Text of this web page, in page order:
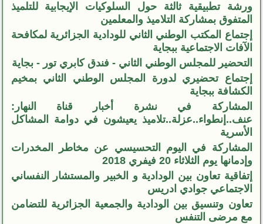
ورشة تطبيقية ثالثة حول السلوكيات الإيجابية للتلميذ
المتفوق بمشاركة التلاميذ والمعلمين
إجتماع المكتب الوطني الثاني للودادية الجزائرية لمكافحة
الآفات الاجتماعية ببجاية
التحضير للمجلس الوطني الثاني - فندق كابري تور - بجاية
إجتماع تحضيري لدورة المجلس الوطني الثاني بمخيم
الكشافة ببجاية
المشاركة في نشرة أخبار قناة النهار:
عنف..إنطواء..عزلة..تلاميذ يعيشون في دوامة المشاكل
الأسرية
المشاركة في اليوم التحسيسي عن مخاطر المخدرات
وإدمانها يوم الثلاثاء 20 فيفري 2018
إتفاقية تعاون بين الودادية و الخبير والمستشار النفساني
الاجتماعي جوادي ادريس
تعاون وتنسيق بين الودادية والجمعية الجزائرية للتضامن
مع مرضى التنفس